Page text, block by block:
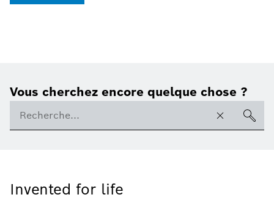
Vous cherchez encore quelque chose ?
Invented for life